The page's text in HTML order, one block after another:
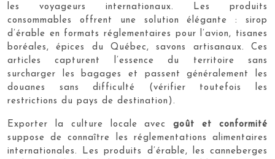
les voyageurs internationaux. Les produits
consommables offrent une solution élégante : sirop
d’érable en formats réglementaires pour l’avion, tisanes
boréales, épices du Québec, savons artisanaux. Ces
articles capturent l’essence du territoire sans
surcharger les bagages et passent généralement les
douanes sans difficulté (vérifier toutefois les
restrictions du pays de destination).
Exporter la culture locale avecgoût et conformité
suppose de connaître les réglementations alimentaires
internationales. Les produits d’érable, les canneberges